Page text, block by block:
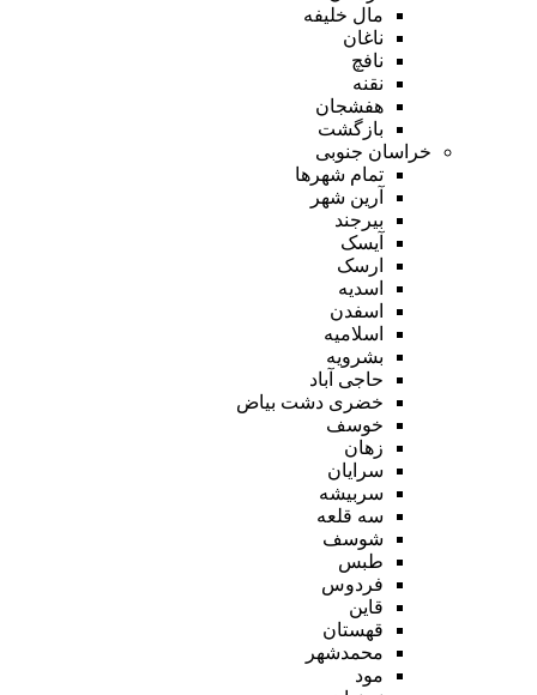
مال خلیفه
ناغان
نافچ
نقنه
هفشجان
بازگشت
خراسان جنوبی
تمام شهر‌ها
آرین شهر
بیرجند
آیسک
ارسک
اسدیه
اسفدن
اسلامیه
بشرویه
حاجی آباد
خضری دشت بیاض
خوسف
زهان
سرایان
سربیشه
سه قلعه
شوسف
طبس
فردوس
قاین
قهستان
محمدشهر
مود